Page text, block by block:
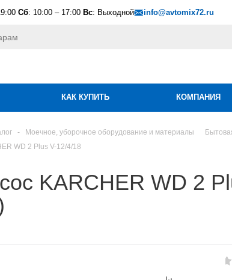
Сб: 10:00 – 17:00 Вс: Выходной info@avtomix72.ru
КАК КУПИТЬ КОМПАНИЯ
- Моечное, уборочное оборудование и материалы
WD 2 Plus V-12/4/18
KARCHER WD 2